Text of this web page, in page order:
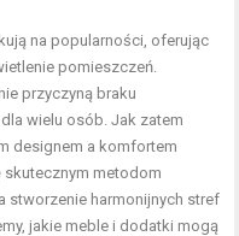
na popularności, oferując
pomieszczeń.
przyczyną braku
wielu osób. Jak zatem
designem a komfortem
skutecznym metodom
stworzenie harmonijnych stref
jakie meble i dodatki mogą